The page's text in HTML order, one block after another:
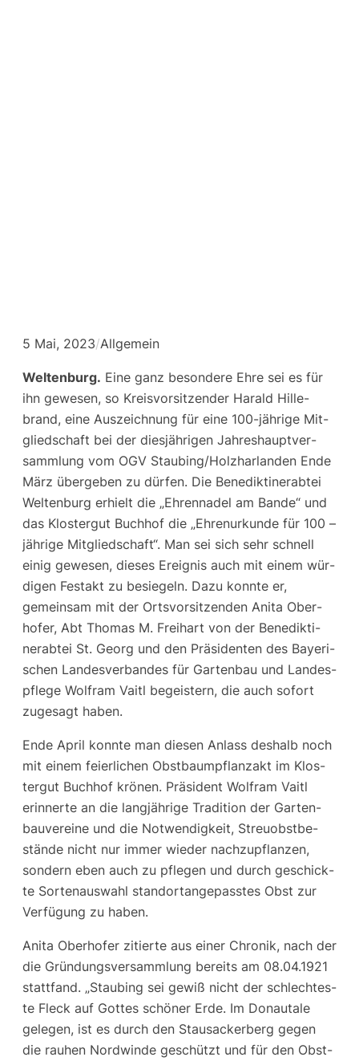
5 Mai, 2023/Allgemein
Wel­ten­burg. Eine ganz beson­de­re Ehre sei es für
ihn gewe­sen, so Kreis­vor­sit­zen­der Harald Hil­le­
brand, eine Aus­zeich­nung für eine 100-jäh­ri­ge Mit­
glied­schaft bei der dies­jäh­ri­gen Jah­res­haupt­ver­
samm­lung vom OGV Staubing/Holzharlanden Ende
März über­ge­ben zu dür­fen. Die Bene­dik­ti­ner­ab­tei
Wel­ten­burg erhielt die „Ehren­na­del am Ban­de“ und
das Klos­ter­gut Buch­hof die „Ehren­ur­kun­de für 100 –
jäh­ri­ge Mit­glied­schaft“. Man sei sich sehr schnell
einig gewe­sen, die­ses Ereig­nis auch mit einem wür­
di­gen Fest­akt zu besie­geln. Dazu konn­te er,
gemein­sam mit der Orts­vor­sit­zen­den Ani­ta Ober­
ho­fer, Abt Tho­mas M. Frei­hart von der Bene­dik­ti­
ner­ab­tei St. Georg und den Prä­si­den­ten des Baye­ri­
schen Lan­des­ver­ban­des für Gar­ten­bau und Lan­des­
pfle­ge Wolf­ram Vaitl begeis­tern, die auch sofort
zuge­sagt haben.
Ende April konn­te man die­sen Anlass des­halb noch
mit einem fei­er­li­chen Obst­baum­pflanz­akt im Klos­
ter­gut Buch­hof krö­nen. Prä­si­dent Wolf­ram Vaitl
erin­ner­te an die lang­jäh­ri­ge Tra­di­ti­on der Gar­ten­
bau­ver­ei­ne und die Not­wen­dig­keit, Streu­obst­be­
stän­de nicht nur immer wie­der nach­zu­pflan­zen,
son­dern eben auch zu pfle­gen und durch geschick­
te Sor­ten­aus­wahl stand­ort­an­ge­pass­tes Obst zur
Ver­fü­gung zu haben.
Ani­ta Ober­ho­fer zitier­te aus einer Chro­nik, nach der
die Grün­dungs­ver­samm­lung bereits am 08.04.1921
statt­fand. „Stau­bing sei gewiß nicht der schlech­tes­
te Fleck auf Got­tes schö­ner Erde. Im Donau­ta­le
gele­gen, ist es durch den Stau­sa­cker­berg gegen
die rau­hen Nord­win­de geschützt und für den Obst­